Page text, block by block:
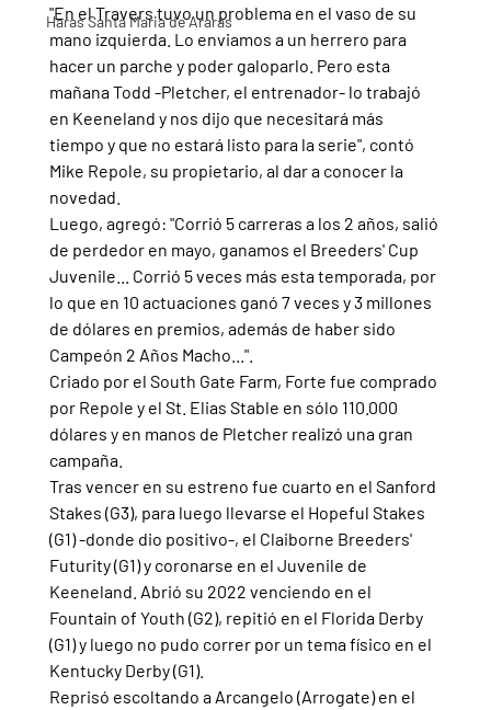
Haras Santa Maria de Araras
"En el Travers tuvo un problema en el vaso de su
mano izquierda. Lo enviamos a un herrero para
hacer un parche y poder galoparlo. Pero esta
mañana Todd -Pletcher, el entrenador- lo trabajó
en Keeneland y nos dijo que necesitará más
tiempo y que no estará listo para la serie", contó
Mike Repole, su propietario, al dar a conocer la
novedad.
Luego, agregó: "Corrió 5 carreras a los 2 años, salió
de perdedor en mayo, ganamos el Breeders' Cup
Juvenile... Corrió 5 veces más esta temporada, por
lo que en 10 actuaciones ganó 7 veces y 3 millones
de dólares en premios, además de haber sido
Campeón 2 Años Macho...".
Criado por el South Gate Farm, Forte fue comprado
por Repole y el St. Elias Stable en sólo 110.000
dólares y en manos de Pletcher realizó una gran
campaña.
Tras vencer en su estreno fue cuarto en el Sanford
Stakes (G3), para luego llevarse el Hopeful Stakes
(G1) -donde dio positivo-, el Claiborne Breeders'
Futurity (G1) y coronarse en el Juvenile de
Keeneland. Abrió su 2022 venciendo en el
Fountain of Youth (G2), repitió en el Florida Derby
(G1) y luego no pudo correr por un tema físico en el
Kentucky Derby (G1).
Reprisó escoltando a Arcangelo (Arrogate) en el